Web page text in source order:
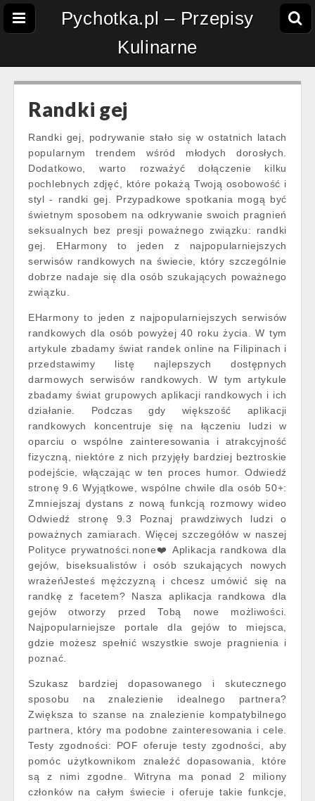
Pychotka.pl – Przepisy
Kulinarne
Randki gej
Randki gej, podrywanie stało się w ostatnich latach
popularnym trendem wśród młodych dorosłych.
Dodatkowo, warto rozważyć dołączenie kilku
pochlebnych zdjęć, które pokażą Twoją osobowość i
styl - randki gej. Przypadkowe spotkania mogą być
świetnym sposobem na odkrywanie swoich pragnień
seksualnych bez presji poważnego związku: randki
gej. EHarmony to jeden z najpopularniejszych
serwisów randkowych na świecie, który szczególnie
dobrze nadaje się dla osób szukających poważnego
związku.
EHarmony to jeden z najpopularniejszych serwisów
randkowych dla osób powyżej 40 roku życia. W tym
artykule zbadamy świat randek online na Filipinach i
przedstawimy listę najlepszych dostępnych
darmowych serwisów randkowych. W tym artykule
zbadamy świat grupowych aplikacji randkowych i ich
działanie. Podczas gdy większość aplikacji
randkowych koncentruje się na łączeniu ludzi w
oparciu o wspólne zainteresowania i atrakcyjność
fizyczną, niektóre z nich przyjęły bardziej beztroskie
podejście, włączając w ten proces humor. Odwiedź
stronę 9.6 Wyjątkowe, wspólne chwile dla osób 50+:
Zmniejszaj dystans z nową funkcją rozmowy wideo
Odwiedź stronę 9.3 Poznaj prawdziwych ludzi o
poważnych zamiarach. Więcej szczegółów w naszej
Polityce prywatności.none❤️ Aplikacja randkowa dla
gejów, biseksualistów i osób szukających nowych
wrażeńJesteś mężczyzną i chcesz umówić się na
randkę z facetem? Nasza aplikacja randkowa dla
gejów otworzy przed Tobą nowe możliwości.
Najpopularniejsze portale dla gejów to miejsca,
gdzie możesz spełnić wszystkie swoje pragnienia i
poznać.
Szukasz bardziej dopasowanego i skutecznego
sposobu na znalezienie idealnego partnera?
Zwiększa to szanse na znalezienie kompatybilnego
partnera, który ma podobne zainteresowania i cele.
Testy zgodności: POF oferuje testy zgodności, aby
pomóc użytkownikom znaleźć dopasowania, które
są z nimi zgodne. Witryna ma ponad 2 miliony
członków na całym świecie i oferuje takie funkcje,